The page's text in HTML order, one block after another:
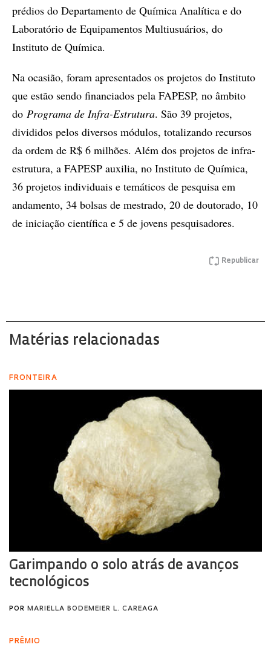
prédios do Departamento de Química Analítica e do
Laboratório de Equipamentos Multiusuários, do
Instituto de Química.
Na ocasião, foram apresentados os projetos do Instituto
que estão sendo financiados pela FAPESP, no âmbito
do Programa de Infra-Estrutura. São 39 projetos,
divididos pelos diversos módulos, totalizando recursos
da ordem de R$ 6 milhões. Além dos projetos de infra-
estrutura, a FAPESP auxilia, no Instituto de Química,
36 projetos individuais e temáticos de pesquisa em
andamento, 34 bolsas de mestrado, 20 de doutorado, 10
de iniciação científica e 5 de jovens pesquisadores.
Republicar